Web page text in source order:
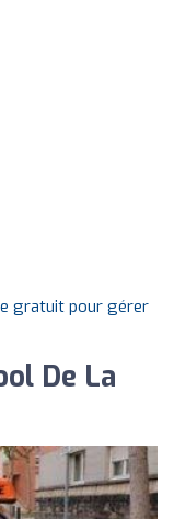
gratuit pour gérer
De La